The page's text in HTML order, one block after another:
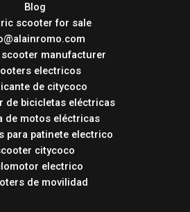
Blog
scooter for sale
manufacturer
electricos
de citycoco
de bicicletas eléctricas
de motos eléctricas
para patinete electrico
citycoco
electrico
de movilidad